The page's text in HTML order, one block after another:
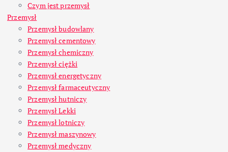
Czym jest przemysł
Przemysł
Przemysł budowlany
Przemysł cementowy
Przemysł chemiczny
Przemysł ciężki
Przemysł energetyczny
Przemysł farmaceutyczny
Przemysł hutniczy
Przemysł Lekki
Przemysł lotniczy
Przemysł maszynowy
Przemysł medyczny